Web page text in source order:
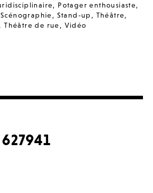
, Potager enthousiaste,
Scénographie, Stand-up , Théâtre,
,Théâtre de rue, Vidéo